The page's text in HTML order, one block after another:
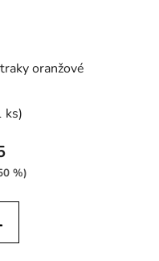
oranžové
ks)
%)